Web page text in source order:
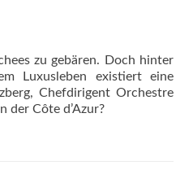
zu gebären. Doch hinter
Luxusleben existiert eine
Chefdirigent Orchestre
der Côte d’Azur?